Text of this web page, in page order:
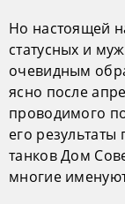
Но настоящей
статусных и
очевидным
ясно после
проводимого
его результаты
танков Дом
многие